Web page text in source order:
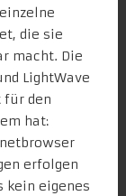
die sie
macht. Die
LightWave
für den
hat:
erfolgen
kein eigenes